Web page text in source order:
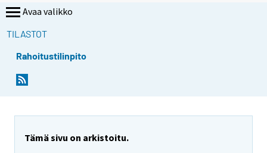
Avaa valikko
TILASTOT
Rahoitustilinpito
Tämä sivu on arkistoitu.